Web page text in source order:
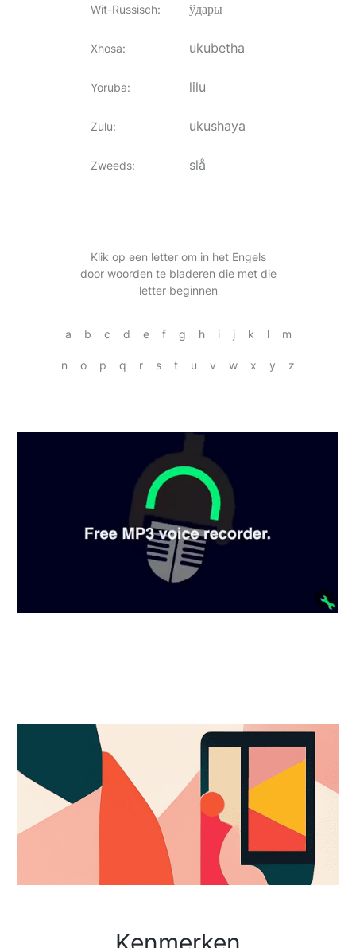
Wit-Russisch: ўдары
Xhosa: ukubetha
Yoruba: lilu
Zulu: ukushaya
Zweeds: slå
Klik op een letter om in het Engels
door woorden te bladeren die met die
letter beginnen
a b c d e f g h i j k l m
n o p q r s t u v w x y z